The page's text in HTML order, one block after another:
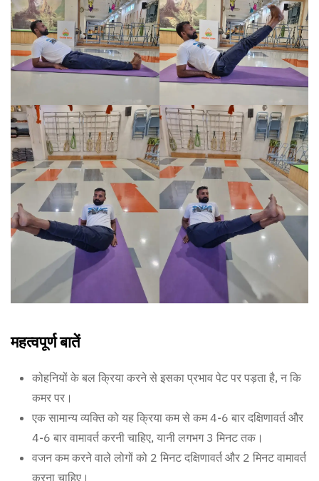
महत्वपूर्ण बातें
कोहनियों के बल क्रिया करने से इसका प्रभाव पेट पर पड़ता है, न कि
कमर पर।
एक सामान्य व्यक्ति को यह क्रिया कम से कम 4-6 बार दक्षिणावर्त और
4-6 बार वामावर्त करनी चाहिए, यानी लगभग 3 मिनट तक।
वजन कम करने वाले लोगों को 2 मिनट दक्षिणावर्त और 2 मिनट वामावर्त
करना चाहिए।